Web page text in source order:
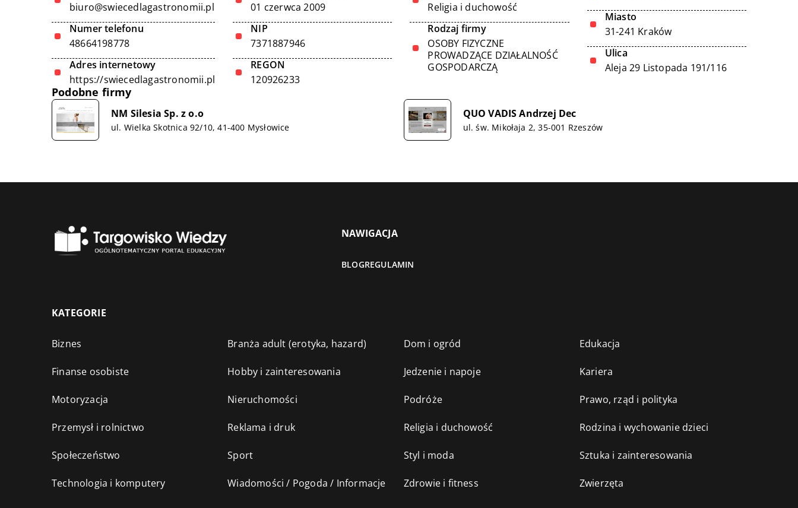
biuro@swiecedlagastronomii.pl
Numer telefonu
48664198778
Adres internetowy
https://swiecedlagastronomii.pl
01 czerwca 2009
NIP
7371887946
REGON
120926233
Religia i duchowość
Rodzaj firmy
OSOBY FIZYCZNE
PROWADZĄCE DZIAŁALNOŚĆ
GOSPODARCZĄ
Miasto
31-241 Kraków
Ulica
Aleja 29 Listopada 191/116
Podobne firmy
NM Silesia Sp. z o.o
ul. Wielka Skotnica 92/10, 41-400 Mysłowice
QUO VADIS Andrzej Dec
ul. św. Mikołaja 2, 35-001 Rzeszów
NAWIGACJA
BLOGREGULAMIN
KATEGORIE
Biznes Branża adult (erotyka, hazard) Dom i ogród Edukacja
Finanse osobiste Hobby i zainteresowania Jedzenie i napoje Kariera
Motoryzacja Nieruchomości Podróże Prawo, rząd i polityka
Przemysł i rolnictwo Reklama i druk Religia i duchowość Rodzina i wychowanie dzieci
Społeczeństwo Sport Styl i moda Sztuka i zainteresowania
Technologia i komputery Wiadomości / Pogoda / Informacje Zdrowie i fitness Zwierzęta